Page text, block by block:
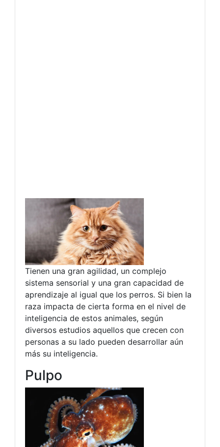
Tienen una gran agilidad, un complejo
sistema sensorial y una gran capacidad de
aprendizaje al igual que los perros. Si bien la
raza impacta de cierta forma en el nivel de
inteligencia de estos animales, según
diversos estudios aquellos que crecen con
personas a su lado pueden desarrollar aún
más su inteligencia.
Pulpo